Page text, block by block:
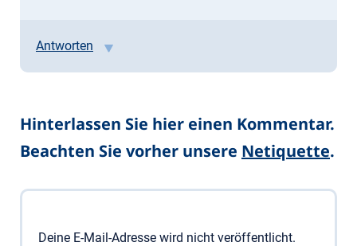
Antworten
Hinterlassen Sie hier einen Kommentar.
Beachten Sie vorher unsere Netiquette.
Deine E-Mail-Adresse wird nicht veröffentlicht.